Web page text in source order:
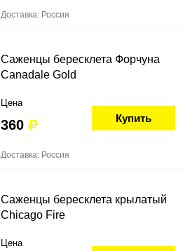
Доставка: Россия
Саженцы бересклета Форчуна
Canadale Gold
Цена
360 Купить
Доставка: Россия
Саженцы бересклета крылатый
Chicago Fire
Цена